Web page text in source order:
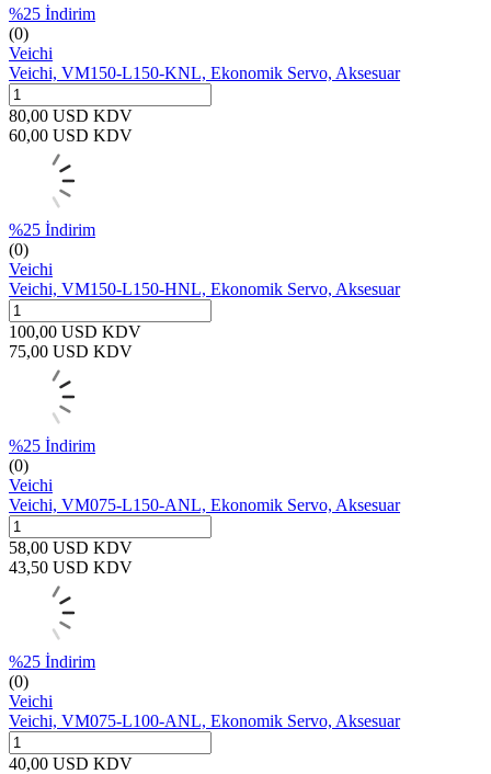
%25 İndirim
(0)
Veichi
Veichi, VM150-L150-KNL, Ekonomik Servo, Aksesuar
80,00 USD KDV
60,00 USD KDV
%25 İndirim
(0)
Veichi
Veichi, VM150-L150-HNL, Ekonomik Servo, Aksesuar
100,00 USD KDV
75,00 USD KDV
%25 İndirim
(0)
Veichi
Veichi, VM075-L150-ANL, Ekonomik Servo, Aksesuar
58,00 USD KDV
43,50 USD KDV
%25 İndirim
(0)
Veichi
Veichi, VM075-L100-ANL, Ekonomik Servo, Aksesuar
40,00 USD KDV